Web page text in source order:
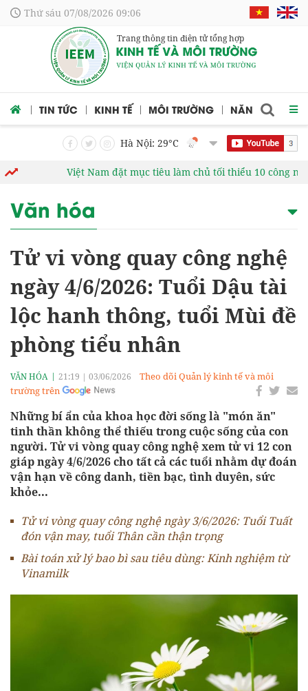
Thứ sáu 07/08/2026 09:06
Trang thông tin điện tử tổng hợp
TIN TỨC KINH TẾ MÔI TRƯỜNG NĂNG LƯỢNG
Hà Nội: 29°C
Việt Nam đặt mục tiêu làm chủ tối thiểu 10 công nghệ lõi
Văn hóa
Tử vi vòng quay công nghệ
ngày 4/6/2026: Tuổi Dậu tài
lộc hanh thông, tuổi Mùi đề
phòng tiểu nhân
VĂN HÓA 21:19 | 03/06/2026
Theo dõi Quản lý kinh tế và môi
trường trên
Những bí ẩn của khoa học đời sống là "món ăn"
tinh thần không thể thiếu trong cuộc sống của con
người. Tử vi vòng quay công nghệ xem tử vi 12 con
giáp ngày 4/6/2026 cho tất cả các tuổi nhằm dự đoán
vận hạn về công danh, tiền bạc, tình duyên, sức
khỏe...
Tử vi vòng quay công nghệ ngày 3/6/2026: Tuổi Tuất
đón vận may, tuổi Thân cần thận trọng
Bài toán xử lý bao bì sau tiêu dùng: Kinh nghiệm từ
Vinamilk